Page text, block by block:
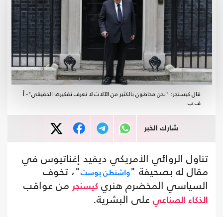
قال كيسنجر: "نحن محاطون بالكثير من الآلات لا نعرف تفكيرها الحقيقي"- أ
ف ب
شارك الخبر
تناول الروائي الأمريكي ديفيد إغناتيوس في
مقال له بصحيفة "واشنطن بوست"، تخوف
السياسي المخضرم هنري كيسنجر من عواقب
الذكاء الصناعي على البشرية.